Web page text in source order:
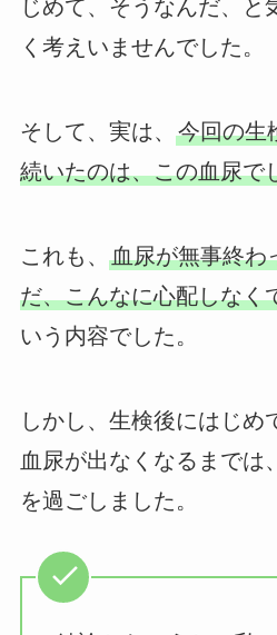
じめて、そうなんだ、と
く考えいませんでした。
そして、実は、 今回の生
続いたのは、この血尿で
これも、 血尿が無事終わ
だ、こんなに心配しなく
いう内容でした。
しかし、生検後にはじめ
血尿が出なくなるまでは
を過ごしました。